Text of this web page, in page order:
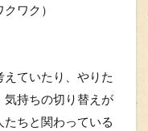
ワク）
ていたり、やりた
気持ちの切り替えが
ちと関わっている